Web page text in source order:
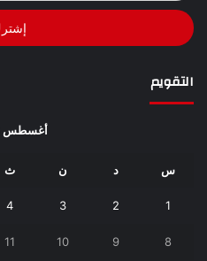
الإلكتروني
التقويم
أغسطس 2026
س د ن ث
1
2
3
4
8
9
10
11